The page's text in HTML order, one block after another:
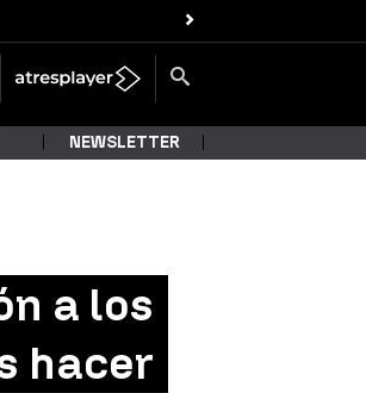
NEWSLETTER
a los
hacer